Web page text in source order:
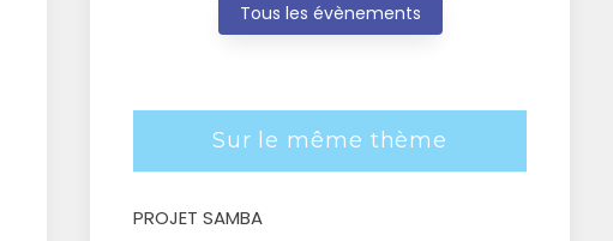
Tous les évènements
Sur le même thème
PROJET SAMBA